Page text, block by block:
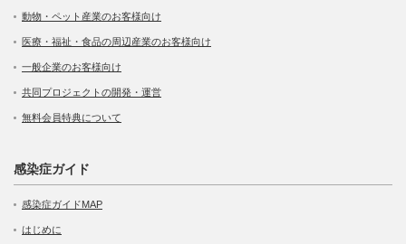
動物・ペット産業のお客様向け
医療・福祉・食品の周辺産業のお客様向け
一般企業のお客様向け
共同プロジェクトの開発・運営
無料会員特典について
感染症ガイド
感染症ガイドMAP
はじめに